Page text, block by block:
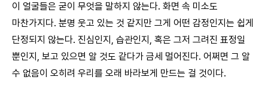
이 얼굴들은 굳이 무엇을 말하지 않는다. 화면 속 미소도
마찬가지다. 분명 웃고 있는 것 같지만 그게 어떤 감정인지는 쉽게
단정되지 않는다. 진심인지, 습관인지, 혹은 그저 그려진 표정일
뿐인지, 보고 있으면 알 것도 같다가 금세 멀어진다. 어쩌면 그 알
수 없음이 오히려 우리를 오래 바라보게 만드는 걸 것이다.